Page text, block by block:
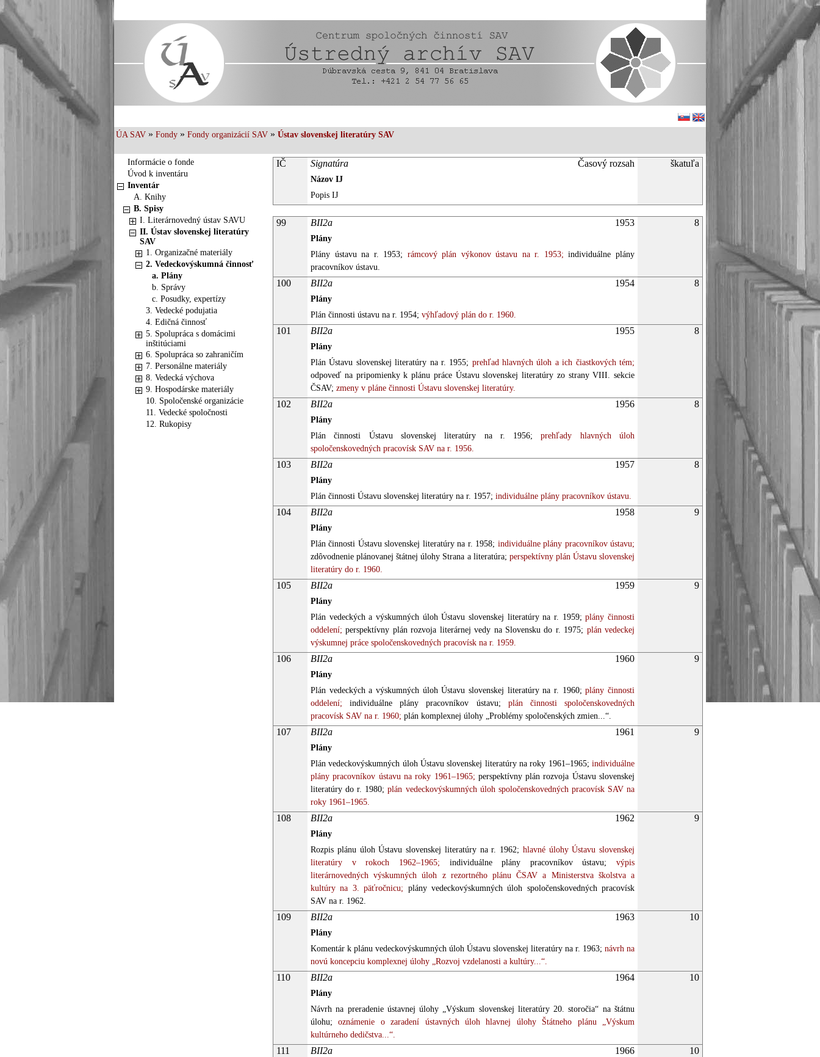
ÚA SAV » Fondy » Fondy organizácií SAV » Ústav slovenskej literatúry SAV
Informácie o fonde
Úvod k inventáru
Inventár
A. Knihy
B. Spisy
I. Literárnovedný ústav SAVU
II. Ústav slovenskej literatúry
SAV
1. Organizačné materiály
2. Vedeckovýskumná činnosť
a. Plány
b. Správy
c. Posudky, expertízy
3. Vedecké podujatia
4. Edičná činnosť
5. Spolupráca s domácimi
inštitúciami
6. Spolupráca so zahraničím
7. Personálne materiály
8. Vedecká výchova
9. Hospodárske materiály
10. Spoločenské organizácie
11. Vedecké spoločnosti
12. Rukopisy
IČ Signatúra Časový rozsah škatuľa
Názov IJ
Popis IJ
99 BII2a 1953 8
Plány
Plány ústavu na r. 1953; rámcový plán výkonov ústavu na r. 1953; individuálne plány
pracovníkov ústavu.
100 BII2a 1954 8
Plány
Plán činnosti ústavu na r. 1954; výhľadový plán do r. 1960.
101 BII2a 1955 8
Plány
Plán Ústavu slovenskej literatúry na r. 1955; prehľad hlavných úloh a ich čiastkových tém;
odpoveď na pripomienky k plánu práce Ústavu slovenskej literatúry zo strany VIII. sekcie
ČSAV; zmeny v pláne činnosti Ústavu slovenskej literatúry.
102 BII2a 1956 8
Plány
Plán činnosti Ústavu slovenskej literatúry na r. 1956; prehľady hlavných úloh
spoločenskovedných pracovísk SAV na r. 1956.
103 BII2a 1957 8
Plány
Plán činnosti Ústavu slovenskej literatúry na r. 1957; individuálne plány pracovníkov ústavu.
104 BII2a 1958 9
Plány
Plán činnosti Ústavu slovenskej literatúry na r. 1958; individuálne plány pracovníkov ústavu;
zdôvodnenie plánovanej štátnej úlohy Strana a literatúra; perspektívny plán Ústavu slovenskej
literatúry do r. 1960.
105 BII2a 1959 9
Plány
Plán vedeckých a výskumných úloh Ústavu slovenskej literatúry na r. 1959; plány činnosti
oddelení; perspektívny plán rozvoja literárnej vedy na Slovensku do r. 1975; plán vedeckej
výskumnej práce spoločenskovedných pracovísk na r. 1959.
106 BII2a 1960 9
Plány
Plán vedeckých a výskumných úloh Ústavu slovenskej literatúry na r. 1960; plány činnosti
oddelení; individuálne plány pracovníkov ústavu; plán činnosti spoločenskovedných
pracovísk SAV na r. 1960; plán komplexnej úlohy „Problémy spoločenských zmien...“.
107 BII2a 1961 9
Plány
Plán vedeckovýskumných úloh Ústavu slovenskej literatúry na roky 1961–1965; individuálne
plány pracovníkov ústavu na roky 1961–1965; perspektívny plán rozvoja Ústavu slovenskej
literatúry do r. 1980; plán vedeckovýskumných úloh spoločenskovedných pracovísk SAV na
roky 1961–1965.
108 BII2a 1962 9
Plány
Rozpis plánu úloh Ústavu slovenskej literatúry na r. 1962; hlavné úlohy Ústavu slovenskej
literatúry v rokoch 1962–1965; individuálne plány pracovníkov ústavu; výpis
literárnovedných výskumných úloh z rezortného plánu ČSAV a Ministerstva školstva a
kultúry na 3. päťročnicu; plány vedeckovýskumných úloh spoločenskovedných pracovísk
SAV na r. 1962.
109 BII2a 1963 10
Plány
Komentár k plánu vedeckovýskumných úloh Ústavu slovenskej literatúry na r. 1963; návrh na
novú koncepciu komplexnej úlohy „Rozvoj vzdelanosti a kultúry...“.
110 BII2a 1964 10
Plány
Návrh na preradenie ústavnej úlohy „Výskum slovenskej literatúry 20. storočia“ na štátnu
úlohu; oznámenie o zaradení ústavných úloh hlavnej úlohy Štátneho plánu „Výskum
kultúrneho dedičstva...“.
111 BII2a 1966 10